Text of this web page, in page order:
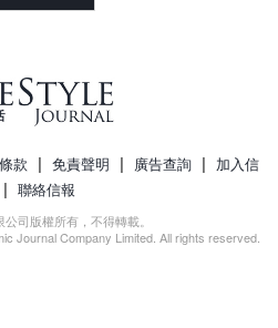
款 | 免責聲明 | 廣告查詢 | 加入信
| 聯絡信報
司版權所有，不得轉載。
Journal Company Limited. All rights reserved.